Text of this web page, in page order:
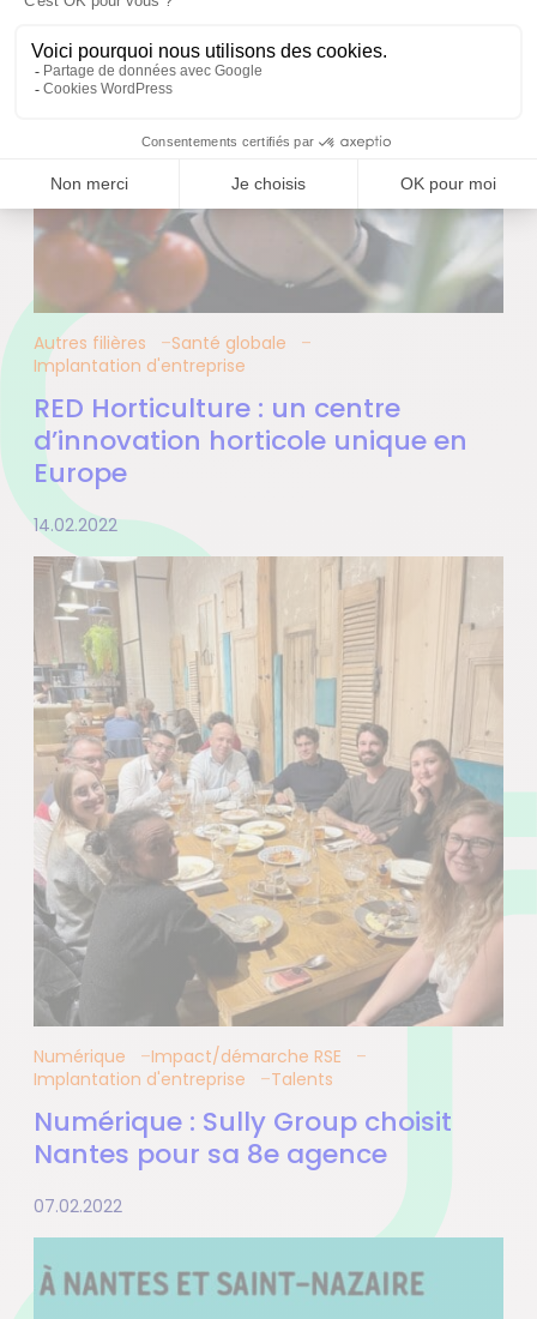
Autres filières
Santé globale
Implantation d'entreprise
RED Horticulture : un centre
d’innovation horticole unique en
Europe
14.02.2022
Numérique
Impact/démarche RSE
Implantation d'entreprise
Talents
Numérique : Sully Group choisit
Nantes pour sa 8e agence
07.02.2022